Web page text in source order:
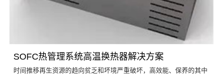
SOFC热管理系统高温换热器解决方案
时间推移再生资源的趋向贫乏和坏境严重破坏，高效能、保养的其中